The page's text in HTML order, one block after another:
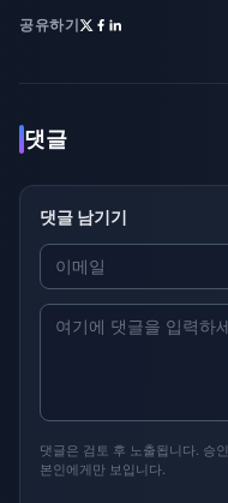
공유하기
댓글
댓글 남기기
댓글은 검토 후 노출됩니다. 승
본인에게만 보입니다.